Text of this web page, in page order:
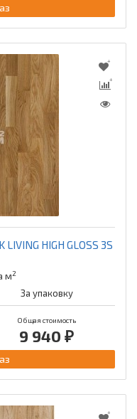
HIGH GLOSS 3S
м2
За упаковку
Общая стоимость
9 940 ₽